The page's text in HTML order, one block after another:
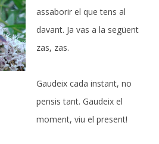
assaborir el que tens al
davant. Ja vas a la següent
zas, zas.
Gaudeix cada instant, no
pensis tant. Gaudeix el
moment, viu el present!